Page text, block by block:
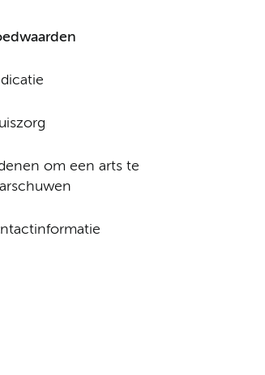
om een arts te